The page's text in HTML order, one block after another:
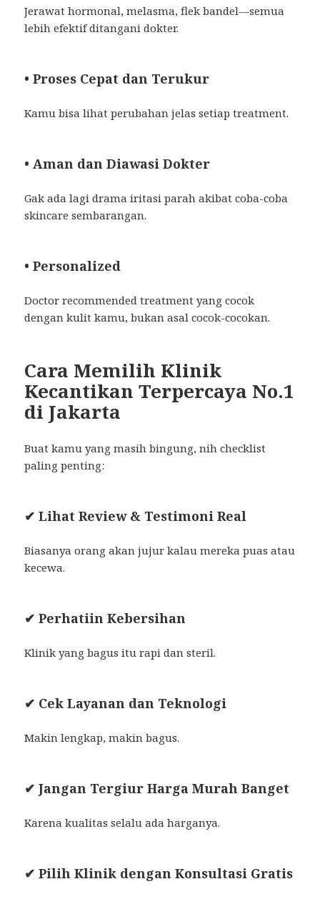
Jerawat hormonal, melasma, flek bandel—semua
lebih efektif ditangani dokter.
• Proses Cepat dan Terukur
Kamu bisa lihat perubahan jelas setiap treatment.
• Aman dan Diawasi Dokter
Gak ada lagi drama iritasi parah akibat coba-coba
skincare sembarangan.
• Personalized
Doctor recommended treatment yang cocok
dengan kulit kamu, bukan asal cocok-cocokan.
Cara Memilih Klinik
Kecantikan Terpercaya No.1
di Jakarta
Buat kamu yang masih bingung, nih checklist
paling penting:
✔ Lihat Review & Testimoni Real
Biasanya orang akan jujur kalau mereka puas atau
kecewa.
✔ Perhatiin Kebersihan
Klinik yang bagus itu rapi dan steril.
✔ Cek Layanan dan Teknologi
Makin lengkap, makin bagus.
✔ Jangan Tergiur Harga Murah Banget
Karena kualitas selalu ada harganya.
✔ Pilih Klinik dengan Konsultasi Gratis